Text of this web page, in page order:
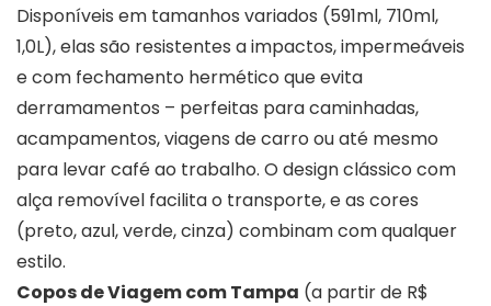
Disponíveis em tamanhos variados (591ml, 710ml,
1,0L), elas são resistentes a impactos, impermeáveis
e com fechamento hermético que evita
derramamentos – perfeitas para caminhadas,
acampamentos, viagens de carro ou até mesmo
para levar café ao trabalho. O design clássico com
alça removível facilita o transporte, e as cores
(preto, azul, verde, cinza) combinam com qualquer
estilo.
Copos de Viagem com Tampa (a partir de R$